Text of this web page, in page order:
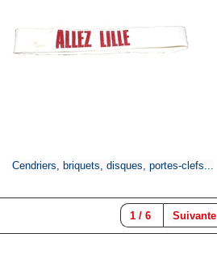
Cendriers, briquets, disques, portes-clefs...
1 / 6 Suivante